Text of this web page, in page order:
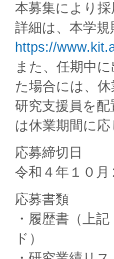
本募集により
詳細は、本学
https://
また、任期中
た場合には、
研究支援員を
は休業期間に
応募締切日
令和４年１０
応募書類
・履歴書（上
ド）